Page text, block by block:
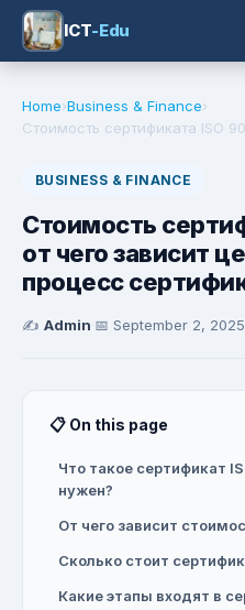
ICT-Edu
Home›Business & Finance›
Стоимость сертификата ISO
BUSINESS & FINANCE
Стоимость
от чего зависит
процесс
✍️ Admin·📅 September 2, 2025
📋 On this page
Что такое сертификат
нужен?
От чего зависит
Сколько стоит
Какие этапы входят в